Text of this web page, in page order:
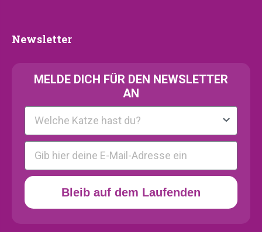
Newsletter
Newsletter
MELDE DICH FÜR DEN NEWSLETTER
AN
Kattenras
E-mail
Bleib auf dem Laufenden